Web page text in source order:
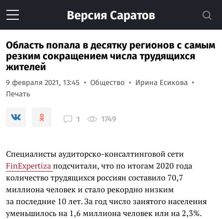
Версия Саратов
Область попала в десятку регионов с самым
резким сокращением числа трудящихся
жителей
9 февраля 2021, 13:45 Общество
Ирина Есикова
Печать
1 1749
Специалисты аудиторско-консалтинговой сети
FinExpertizaподсчитали, что по итогам 2020 года
количество трудящихся россиян составило 70,7
миллиона человек и стало рекордно низким
за последние 10 лет. За год число занятого населения
уменьшилось на 1,6 миллиона человек или на 2,3%.